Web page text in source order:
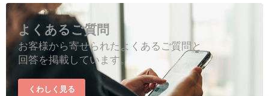
よくあるご質問
お客様から寄せられたよくあるご質問と
回答を掲載しています。
くわしく見る